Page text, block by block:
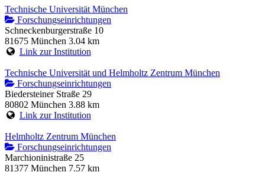
Technische Universität München
Forschungseinrichtungen
Schneckenburgerstraße 10
81675 München 3.04 km
Link zur Institution
Technische Universität und Helmholtz Zentrum München
Forschungseinrichtungen
Biedersteiner Straße 29
80802 München 3.88 km
Link zur Institution
Helmholtz Zentrum München
Forschungseinrichtungen
Marchioninistraße 25
81377 München 7.57 km